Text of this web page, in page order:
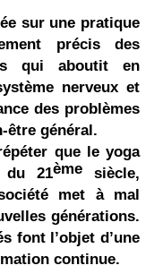
sur une pratique
précis des
qui aboutit en
nerveux et
des problèmes
être général.
que le yoga
du 21ème siècle,
met à mal
générations.
font l’objet d’une
continue.